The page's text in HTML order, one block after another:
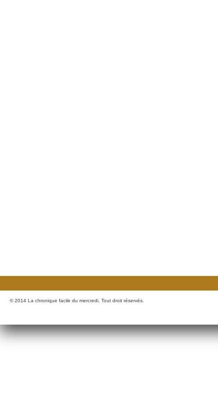
© 2014 La chronique facile du mercredi. Tout droit réservés.